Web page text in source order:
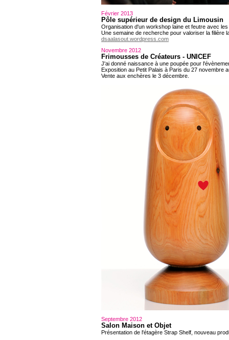
Février 2013
Pôle supérieur de design du Limousin
Organisation d'un workshop laine et feutre avec
Une semaine de recherche pour valoriser la filière
dsaalasout.wordpress.com
Novembre 2012
Frimousses de Créateurs - UNICEF
J'ai donné naissance à une poupée pour
Exposition au Petit Palais à Paris du 27 novembre
Vente aux enchères le 3 décembre.
Septembre 2012
Salon Maison et Objet
Présentation de l'étagère Strap Shelf, nouveau